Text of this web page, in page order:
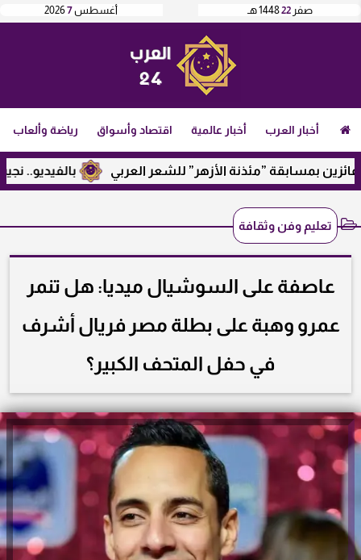
أغسطس7
2026 صفر 221448 هـ
أخبار العرب أخبار عالمية اقتصاد وأسواق رياضة وألعاب
بالفيديو.. نجيب ”مئذنة الأزهر” للشعر العربي
تعليم وفن وثقافة
عاصفة على السوشيال ميديا: هل تنمر
عمرو وهبة على بطلة مصر فريال أشرف
في حفل المتحف الكبير؟